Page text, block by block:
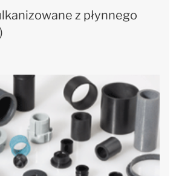
z płynnego